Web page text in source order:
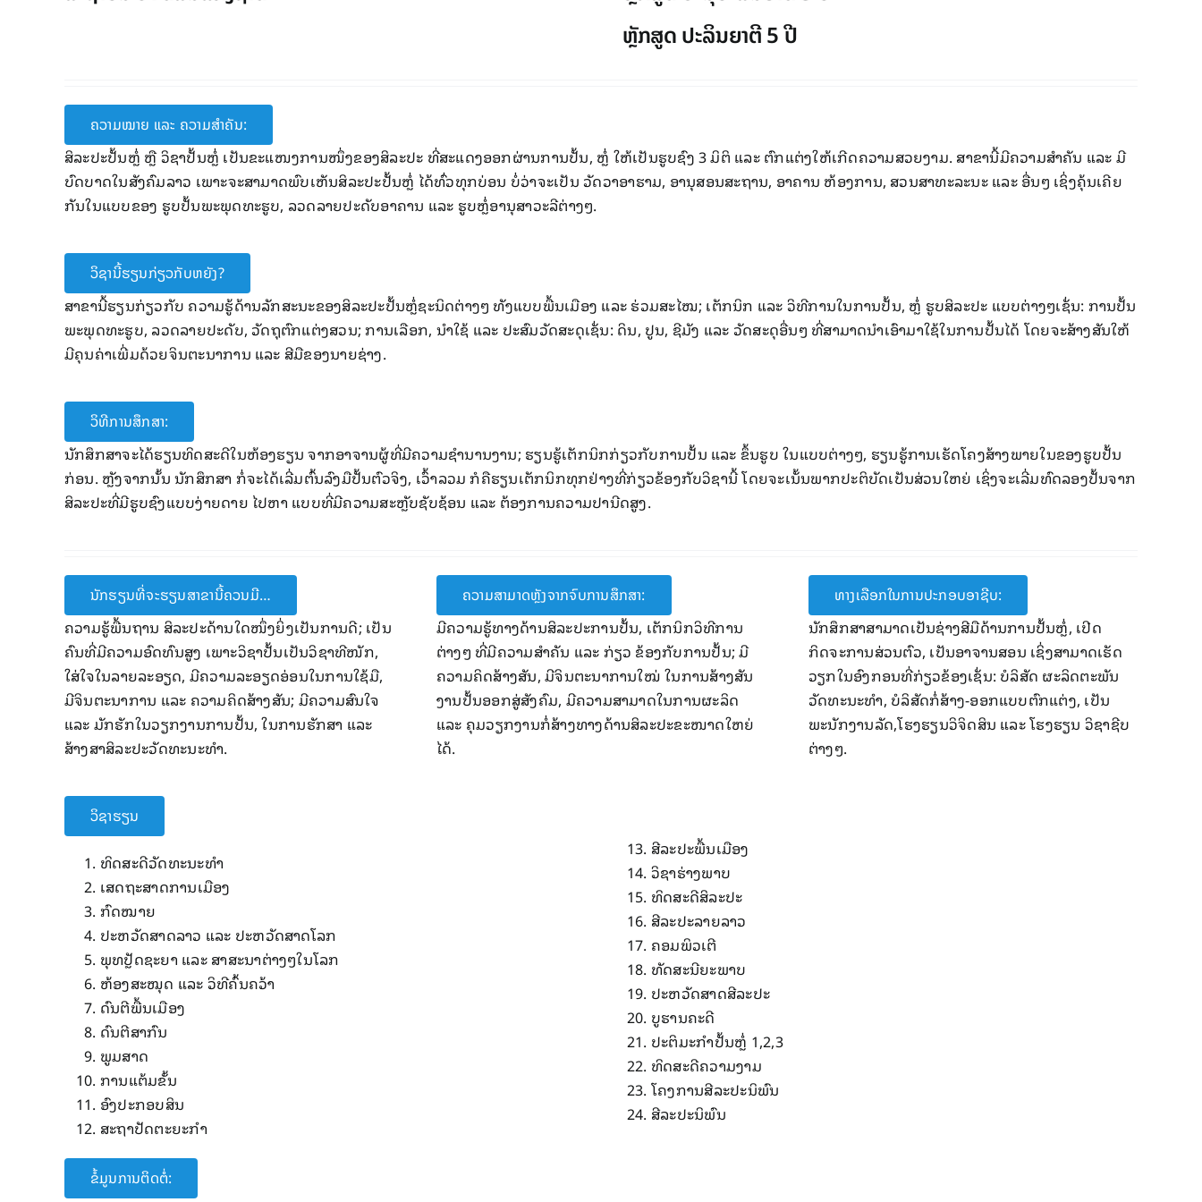
ຫຼັກສູດ ປະລິນຍາຕີ 5 ປີ
ຄວາມໝາຍ ແລະ ຄວາມສໍາຄັນ:
ສິລະປະປັ້ນຫຼໍ່ ຫຼື ວິຊາ​ປັ້ນຫຼໍ່ ​ເປັນ​ຂະ​ແໜງການໜຶ່ງຂອງ​ສິລະ​ປະ ທີ່​ສະ​ແດງ​ອອກ​ຜ່ານ​ການ​ປັ້ນ, ຫຼໍ່ ​​ໃຫ້​ເປັນ​ຮູບຊົງ 3 ມິ​ຕິ ​ແລະ ຕົກ​ແຕ່ງ​ໃຫ້​ເກີດ​ຄວາມ​ສວຍ​ງາມ. ສາຂາ​ນີ້​ມີ​ຄວາມ​ສຳຄັນ ​ແລະ ມີ​
ບົດບາດ​ໃນ​ສັງຄົມ​ລາວ ເພາະຈະສາມາດ​ພົບ​ເຫັນ​ສິລະ​ປະປັ້ນຫຼໍ່ ​ໄດ້​ທົ່ວ​ທຸກ​ບ່ອນ ບໍ່​ວ່າ​ຈະ​ເປັນ ວັດວາອາ​ຮາມ, ອານຸສອນ​ສະຖານ, ອາຄານ ຫ້ອງການ, ສວນສາ​ທະ​ລະນະ ​ແລະ ອື່ນໆ ​ເຊິ່ງຄຸ້ນ​ເຄີຍ​
ກັນ​ໃນ​ແບບ​ຂອງ ຮູບ​ປັ້ນ​ພະພຸດທະ​ຮູບ, ລວດລາຍ​ປະດັບ​ອາຄານ ​ແລະ ຮູບ​ຫຼໍ່ອານຸສາວະ​ລີ​ຕ່າງໆ.
ວິຊານີ້ຮຽນກ່ຽວກັບຫຍັງ?
ສາຂານີ້ຮຽນກ່ຽວກັບ ຄວາມ​ຮູ້​ດ້ານ​ລັກສະນະ​ຂອງສິລະ​ປະປັ້ນຫຼໍ່ຊະນິດ​ຕ່າງໆ ທັງ​ແບບ​ພື້ນ​ເມືອງ ​ແລະ ຮ່ວມ​ສະ​ໄໝ; ​ເຕັກນິກ ​ແລະ ວິທີການ​ໃນ​ການ​ປັ້ນ, ຫຼໍ່ ຮູບ​ສິລະ​ປະ ​ແບບ​ຕ່າງໆ​ເຊັ່ນ: ການ​ປັ້ນ​
ພະພຸດທະ​ຮູບ, ລວດລາຍ​ປະດັບ, ວັດຖຸ​ຕົກ​ແຕ່ງ​ສວນ; ​ກາ​ນ​ເລືອກ, ນໍາໃຊ້ ​ແລະ ປະສົມວັດສະດຸເຊັ່ນ: ດິນ, ປູນ, ຊີມັງ ​ແລະ ວັດ​ສະດຸ​ອື່ນໆ ທີ່​ສາມາດ​ນຳ​ເອົາ​ມາ​ໃຊ້​ໃນ​ການ​ປັ້ນ​ໄດ້ ​ໂດຍຈະສ້າງສັນ​ໃຫ້​
ມີ​ຄຸນຄ່າ​ເພີ່ມ​ດ້ວຍ​ຈິນຕະນາການ​ ​ແລະ ສີມື​ຂອງ​ນາຍ​ຊ່າງ.
ວິທີການສຶກສາ:
ນັກສຶກສາຈະໄດ້ຮຽນທິດສະດີໃນຫ້ອງຮຽນ ຈາກ​ອາຈານ​ຜູ້​ທີ່​ມີ​ຄວາມ​ຊຳນານ​ງານ; ຮຽນຮູ້​ເຕັກນິກ​ກ່ຽວກັບ​ການ​ປັ້ນ ​ແລະ ຂຶ້ນ​ຮູ​ບ ​ໃນ​ແບບ​ຕ່າງໆ, ຮຽນຮູ້​ການ​ເຮັດ​ໂຄງ​ສ້າງ​ພາຍ​ໃນ​ຂອງ​ຮູ​ບປັ້ນ
ກ່ອນ​. ຫຼັງຈາກ​ນັ້ນ ນັກ​ສຶກສາ ກໍ່ຈະ​ໄດ້​ເລີ່​ມຕົ້ນລົງມື​ປັ້ນຕົວ​ຈິງ, ​ເວົ້າລວມ ກໍ​ຄື​ຮຽນເຕັກນິກ​ທຸກ​ຢ່າງ​ທີ່​ກ່ຽວຂ້ອງ​ກັບ​ວິຊາ​ນີ້ ​ໂດຍ​ຈະເນັ້ນ​ພາກ​ປະຕິບັດ​ເປັນ​ສ່ວນ​ໃຫຍ່ ​ເຊິ່ງຈະ​ເລີ່​ມທົດ​ລອງ​ປັ້ນຈາກ
ສິລະ​ປະ​ທີ່​ມີ​ຮູບຊົງ​ແບບ​ງ່າຍດາຍ ​​ໄປ​ຫາ ​ແບບ​ທີ່​ມີ​ຄວາມ​ສະຫຼັບຊັບ​ຊ້ອນ ​ແລະ ຕ້ອງການ​ຄວາມ​ປານີດ​ສູງ.
ນັກຮຽນທີ່ຈະຮຽນສາຂານີ້ຄວນມີ…
ຄວາມຮູ້​ພື້ນຖານ ​ສິລະ​ປະດ້ານ​ໃດໜຶ່ງຍິ່ງ​ເປັນ​ການ​ດີ; ​ເປັນ​
ຄົນ​ທີ່ມີຄວາມອົດທົນສູງ ເພາະວິຊາປັ້ນເປັນວິຊາທີໜັກ, ​
ໃສ່​ໃຈ​ໃນ​ລາຍ​ລະອຽດ, ມີ​ຄວາມລະອຽດອ່ອນ​ໃນ​ການ​ໃຊ້​ມື,
ມີຈິນຕະນາການ ແລະ ຄວາມຄິດສ້າງສັນ; ມີຄວາມສົນໃຈ ​
ແລະ ມັກຮັກໃນວຽກງານການປັ້ນ, ​ໃນ​ການ​ຮັກສາ​​ ແລະ
ສ້າງສາສິລະ​ປະ​ວັດທະນະ​ທໍາ.
ຄວາມສາມາດຫຼັງຈາກຈົບການສຶກສາ:
ມີຄວາມຮູ້ທາງດ້ານສິລະປະການ​ປັ້ນ, ​ເຕັກ​ນິກວິທີ​ການ​
ຕ່າງໆ ທີ່ມີຄວາມສຳຄັນ ແລະ ກ່ຽວ ຂ້ອງກັບການປັ້ນ; ມີ​
ຄວາມ​ຄິດ​ສ້າງສັນ, ມີຈິນຕະນາການໃໝ່ ໃນການສ້າງສັນ
ງານປັ້ນອອກສູ່ສັງຄົມ, ມີຄວາມສາມາດໃນການຜະລິດ
ແລະ ຄຸມວຽກງານກໍ່ສ້າງທາງດ້ານສິລະປະຂະໜາດໃຫຍ່
ໄດ້.
ທາງເລືອກໃນການປະກອບອາຊີບ:
ນັກສຶກສາສາມາດເປັນຊ່າງສີມືດ້ານການ​ປັ້ນຫຼໍ່, ​ເປີດ​
ກິດຈະການ​ສ່ວນ​ຕົວ, ​ເປັນອາຈານສອນ ເຊິ່ງສາມາດເຮັດ
ວຽກໃນອົງກອນທີ່ກ່ຽວຂ້ອງເຊັ່ນ: ບໍລິສັດ ຜະລິດຕະພັນ
ວັດທະນະທຳ, ບໍລິສັດກໍ່ສ້າງ-ອອກແບບຕົກແຕ່ງ, ເປັນ
ພະນັກງານລັດ,ໂຮງຮຽນວິຈິດສິນ ແລະ ໂຮງຮຽນ ວິຊາຊີບ
ຕ່າງໆ.
ວິຊາຮຽນ
ທິດສະດີວັດທະນະທໍາ
ເສດຖະສາດການເມືອງ
ກົດໝາຍ
ປະຫວັດສາດລາວ ແລະ ປະຫວັດສາດໂລກ
ພຸທປຼັດຊະຍາ ແລະ ສາສະນາຕ່າງໆໃນໂລກ
ຫ້ອງສະໝຸດ ແລະ ວິທີຄົ້ນຄວ້າ
ດົນຕີພື້ນເມືອງ
ດົນຕີສາກົນ
ພູມສາດ
ການແຕ້ມຂັ້ນ
ອົງປະກອບສິນ
ສະຖາປັດຕະຍະກໍາ
ສີລະປະພື້ນເມືອງ
ວິຊາຮ່າງພາບ
ທິດສະດີສິລະປະ
ສີລະປະລາຍລາວ
ຄອມພິວເຕີ
ທັດສະນີຍະພາບ
ປະຫວັດສາດສີລະປະ
ບູຮານຄະດີ
ປະຕິມະກໍາປັ້ນຫຼໍ່ 1,2,3
ທິດສະດີຄວາມງາມ
ໂຄງການສີລະປະນິພົນ
ສີລະປະນິພົນ
ຂໍ້ມູນການຕິດຕໍ່: